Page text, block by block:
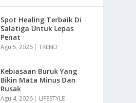
Spot Healing Terbaik Di
Salatiga Untuk Lepas
Penat
Agu 5, 2026 |TREND
Kebiasaan Buruk Yang
Bikin Mata Minus Dan
Rusak
Agu 4, 2026 | LIFESTYLE